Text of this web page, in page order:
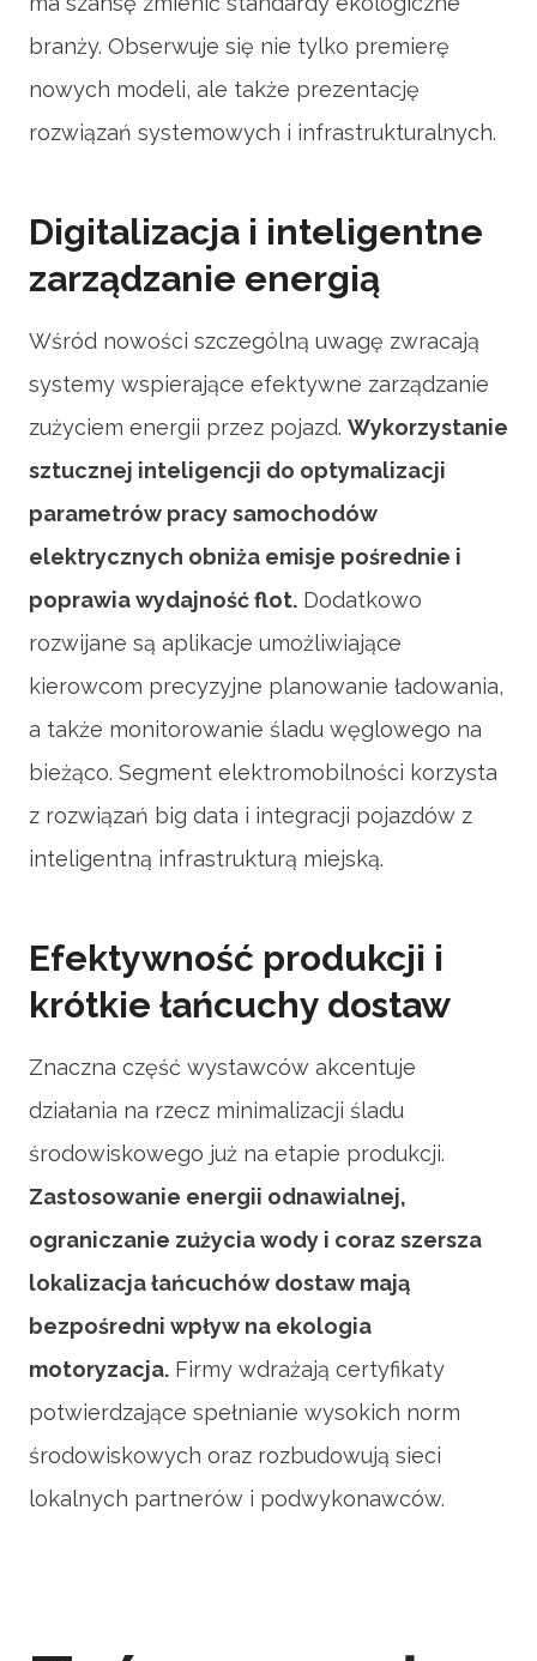
branży. Obserwuje się nie tylko premierę
nowych modeli, ale także prezentację
rozwiązań systemowych i infrastrukturalnych.
Digitalizacja i inteligentne
zarządzanie energią
Wśród nowości szczególną uwagę zwracają
systemy wspierające efektywne zarządzanie
zużyciem energii przez pojazd. Wykorzystanie
sztucznej inteligencji do optymalizacji
parametrów pracy samochodów
elektrycznych obniża emisje pośrednie i
poprawia wydajność flot. Dodatkowo
rozwijane są aplikacje umożliwiające
kierowcom precyzyjne planowanie ładowania,
a także monitorowanie śladu węglowego na
bieżąco. Segment elektromobilności korzysta
z rozwiązań big data i integracji pojazdów z
inteligentną infrastrukturą miejską.
Efektywność produkcji i
krótkie łańcuchy dostaw
Znaczna część wystawców akcentuje
działania na rzecz minimalizacji śladu
środowiskowego już na etapie produkcji.
Zastosowanie energii odnawialnej,
ograniczanie zużycia wody i coraz szersza
lokalizacja łańcuchów dostaw mają
bezpośredni wpływ na ekologia
motoryzacja. Firmy wdrażają certyfikaty
potwierdzające spełnianie wysokich norm
środowiskowych oraz rozbudowują sieci
lokalnych partnerów i podwykonawców.